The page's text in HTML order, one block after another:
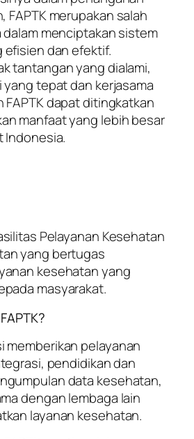
FAPTK merupakan salah
menciptakan sistem
efisien dan efektif.
tantangan yang dialami,
tepat dan kerjasama
FAPTK dapat ditingkatkan
manfaat yang lebih besar
Indonesia.
Pelayanan Kesehatan
yang bertugas
kesehatan yang
masyarakat.
memberikan pelayanan
pendidikan dan
data kesehatan,
dengan lembaga lain
layanan kesehatan.